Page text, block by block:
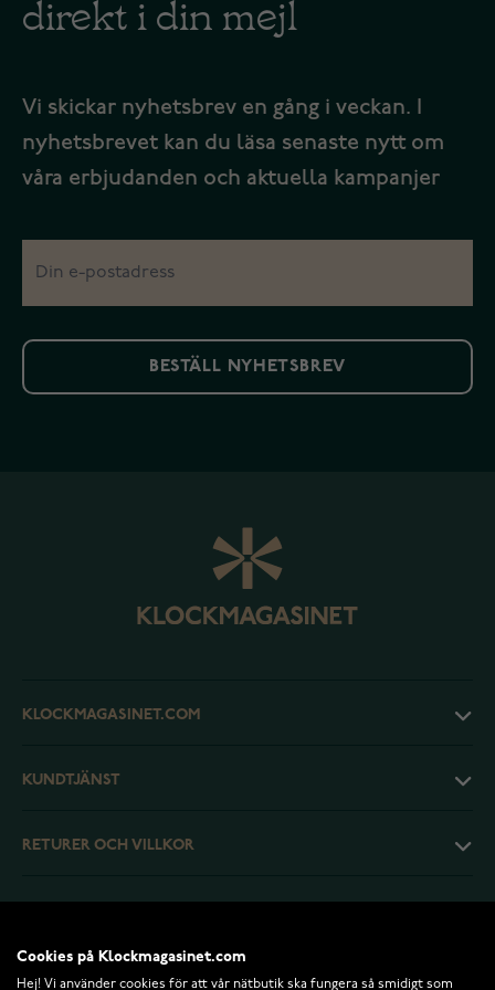
direkt i din mejl
Vi skickar nyhetsbrev en gång i veckan. I
nyhetsbrevet kan du läsa senaste nytt om
våra erbjudanden och aktuella kampanjer
BESTÄLL NYHETSBREV
KLOCKMAGASINET.COM
KUNDTJÄNST
RETURER OCH VILLKOR
Cookies på Klockmagasinet.com
Hej! Vi använder cookies för att vår nätbutik ska fungera så smidigt som